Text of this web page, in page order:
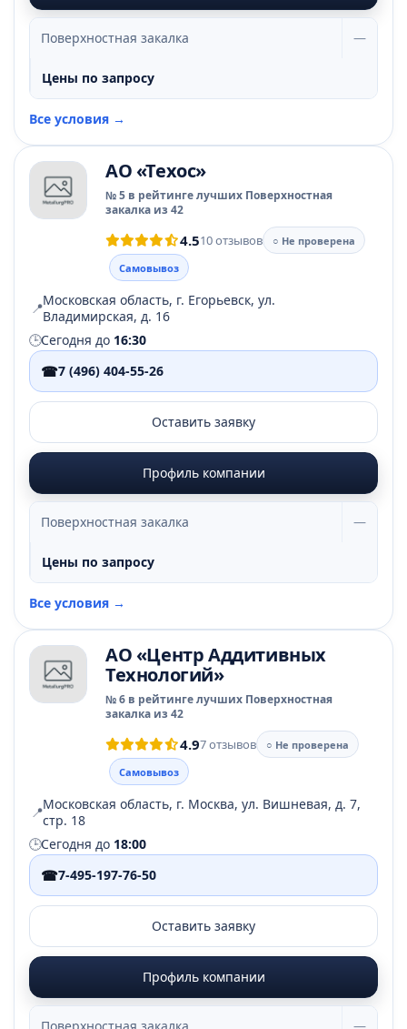
Поверхностная закалка —
Цены по запросу
Все условия →
АО «Техос»
№ 5 в рейтинге лучших Поверхностная
закалка из 42
4.510 отзывов
○ Не проверена
Самовывоз
📍Московская область, г. Егорьевск, ул.
Владимирская, д. 16
🕒Сегодня до 16:30
☎7 (496) 404-55-26
Оставить заявку
Профиль компании
Поверхностная закалка —
Цены по запросу
Все условия →
АО «Центр Аддитивных
Технологий»
№ 6 в рейтинге лучших Поверхностная
закалка из 42
4.97 отзывов
○ Не проверена
Самовывоз
📍Московская область, г. Москва, ул. Вишневая, д. 7,
стр. 18
🕒Сегодня до 18:00
☎7-495-197-76-50
Оставить заявку
Профиль компании